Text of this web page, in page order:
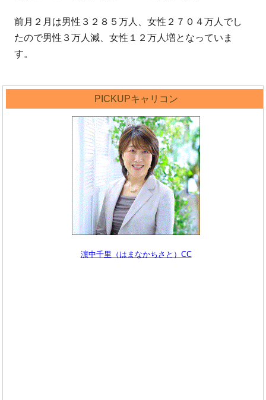
前月２月は男性３２８５万人、女性２７０４万人でし
たので男性３万人減、女性１２万人増となっていま
す。
PICKUPキャリコン
濵中千里（はまなかちさと）CC